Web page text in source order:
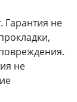
Гарантия не
не